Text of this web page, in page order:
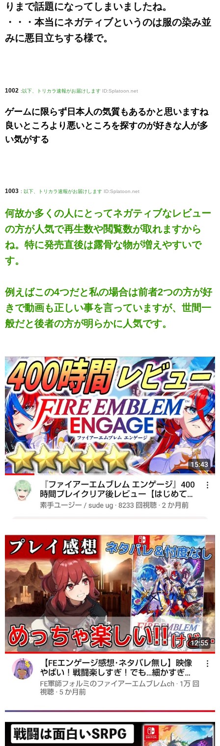
りまで話題になってしまいましたね。
・・・本当にネガティブというのは服の染み並
みに悪目立ちする様で。
1002 : 以下、トリカラ速報がお届けします ID:Splatoon.net
ゲームに限らず日本人の気質もあるかと思いますね
良いところより悪いところを探すのが好きな人が多
い気がする
1003 : 以下、トリカラ速報がお届けします ID:Splatoon.net
何故か多くの人にとってネガティブなレビュー
の方が人気で再生数や閲覧数が取れますから
ね。特に発売直後は露骨な物が増えやすいで
す。
例えばこの4つだと私の場合は前者2つの方が好
きで動画も正しい事を言っていますが、世間一
般だと後者の方が明らかに人気です。